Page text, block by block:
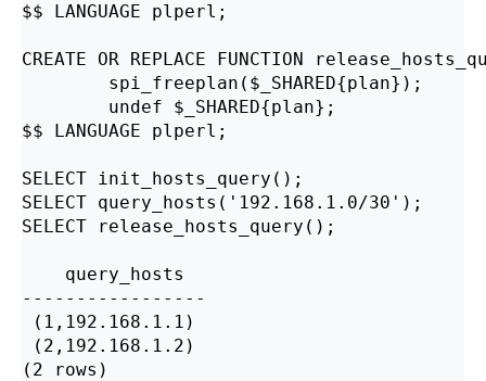
$$ LANGUAGE plperl;
CREATE OR REPLACE FUNCTION
        spi_freeplan($_SHARED{plan});
        undef $_SHARED{plan};
$$ LANGUAGE plperl;
SELECT init_hosts_query();
SELECT query_hosts('192.168.1.0/30');
SELECT release_hosts_query();
    query_hosts
-----------------
(1,192.168.1.1)
(2,192.168.1.2)
(2 rows)